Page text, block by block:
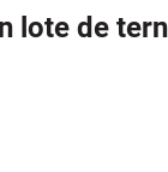
lote de